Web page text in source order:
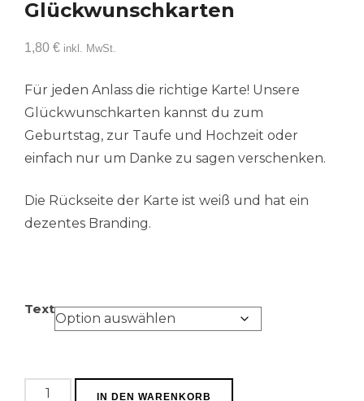
Glückwunschkarten
1,80 € inkl. MwSt.
Für jeden Anlass die richtige Karte! Unsere
Glückwunschkarten kannst du zum
Geburtstag, zur Taufe und Hochzeit oder
einfach nur um Danke zu sagen verschenken.
Die Rückseite der Karte ist weiß und hat ein
dezentes Branding.
Text
Glückwunschkarten
IN DEN WARENKORB